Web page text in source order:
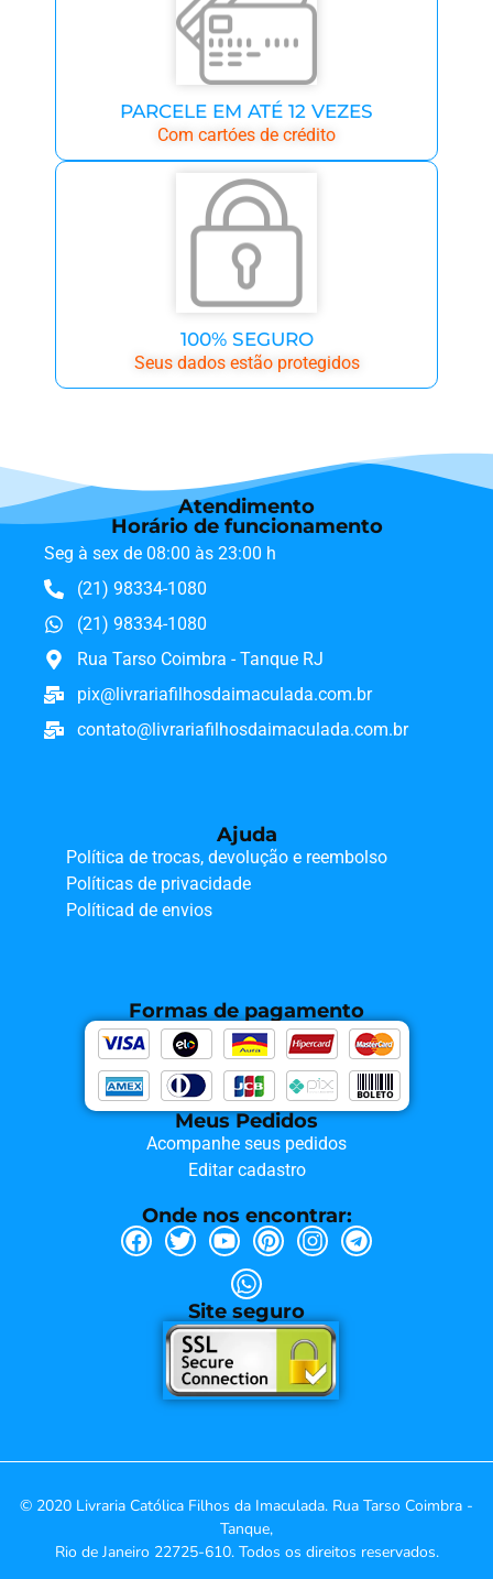
PARCELE EM ATÉ 12 VEZES
Com cartóes de crédito
100% SEGURO
Seus dados estão protegidos
Atendimento
Horário de funcionamento
Seg à sex de 08:00 às 23:00 h
(21) 98334-1080
(21) 98334-1080
Rua Tarso Coimbra - Tanque RJ
pix@livrariafilhosdaimaculada.com.br
contato@livrariafilhosdaimaculada.com.br
Ajuda
Política de trocas, devolução e reembolso
Políticas de privacidade
Políticad de envios
Formas de pagamento
Meus Pedidos
Acompanhe seus pedidos
Editar cadastro
Onde nos encontrar:
Site seguro
© 2020 Livraria Católica Filhos da Imaculada. Rua Tarso Coimbra -
Tanque,
Rio de Janeiro 22725-610. Todos os direitos reservados.